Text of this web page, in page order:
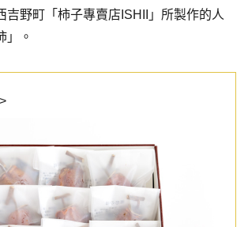
吉野町「柿子專賣店ISHII」所製作的人
」。